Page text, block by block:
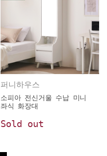
퍼니하우스
소피아 전신거울 수납 미니
좌식 화장대
Sold out